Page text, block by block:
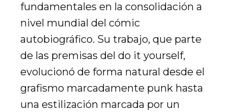
fundamentales en la consolidación a
nivel mundial del cómic
autobiográfico. Su trabajo, que parte
de las premisas del do it yourself,
evolucionó de forma natural desde el
grafismo marcadamente punk hasta
una estilización marcada por un